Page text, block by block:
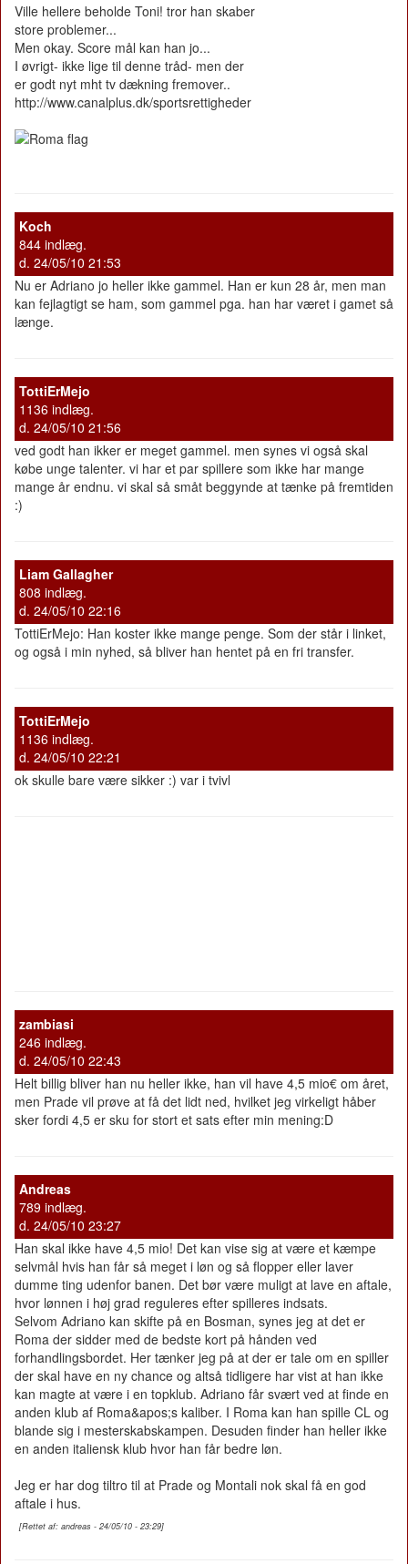
Ville hellere beholde Toni! tror han skaber
store problemer...
Men okay. Score mål kan han jo...
I øvrigt- ikke lige til denne tråd- men der
er godt nyt mht tv dækning fremover..
http://www.canalplus.dk/sportsrettigheder
Koch
844 indlæg.
d. 24/05/10 21:53
Nu er Adriano jo heller ikke gammel. Han er kun 28 år, men man
kan fejlagtigt se ham, som gammel pga. han har været i gamet så
længe.
TottiErMejo
1136 indlæg.
d. 24/05/10 21:56
ved godt han ikker er meget gammel. men synes vi også skal
købe unge talenter. vi har et par spillere som ikke har mange
mange år endnu. vi skal så småt beggynde at tænke på fremtiden
:)
Liam Gallagher
808 indlæg.
d. 24/05/10 22:16
TottiErMejo: Han koster ikke mange penge. Som der står i linket,
og også i min nyhed, så bliver han hentet på en fri transfer.
TottiErMejo
1136 indlæg.
d. 24/05/10 22:21
ok skulle bare være sikker :) var i tvivl
zambiasi
246 indlæg.
d. 24/05/10 22:43
Helt billig bliver han nu heller ikke, han vil have 4,5 mio€ om året,
men Prade vil prøve at få det lidt ned, hvilket jeg virkeligt håber
sker fordi 4,5 er sku for stort et sats efter min mening:D
Andreas
789 indlæg.
d. 24/05/10 23:27
Han skal ikke have 4,5 mio! Det kan vise sig at være et kæmpe
selvmål hvis han får så meget i løn og så flopper eller laver
dumme ting udenfor banen. Det bør være muligt at lave en aftale,
hvor lønnen i høj grad reguleres efter spilleres indsats.
Selvom Adriano kan skifte på en Bosman, synes jeg at det er
Roma der sidder med de bedste kort på hånden ved
forhandlingsbordet. Her tænker jeg på at der er tale om en spiller
der skal have en ny chance og altså tidligere har vist at han ikke
kan magte at være i en topklub. Adriano får svært ved at finde en
anden klub af Roma&apos;s kaliber. I Roma kan han spille CL og
blande sig i mesterskabskampen. Desuden finder han heller ikke
en anden italiensk klub hvor han får bedre løn.
Jeg er har dog tiltro til at Prade og Montali nok skal få en god
aftale i hus.
[Rettet af: andreas - 24/05/10 - 23:29]